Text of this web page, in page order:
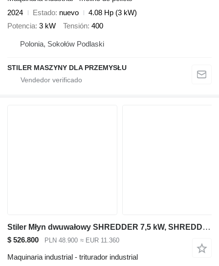
2024
Estado nuevo
4.08 Hp (3 kW)
Potencia 3 kW Tensión 400
Polonia, Sokołów Podlaski
STILER MASZYNY DLA PRZEMYSŁU
Stiler Młyn dwuwałowy SHREDDER 7,5 kW, SHREDDER DOUBLE SHAFT
$ 526.800 PLN 48.900 ≈ EUR 11.360
Maquinaria industrial - triturador industrial